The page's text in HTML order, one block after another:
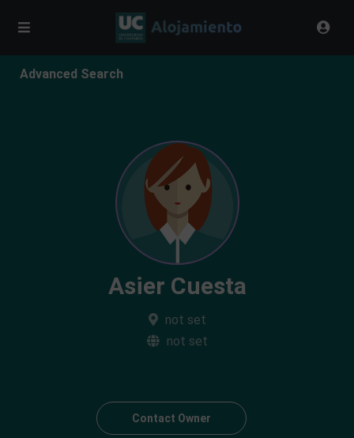
Advanced Search
Asier Cuesta
not set
not set
Contact Owner